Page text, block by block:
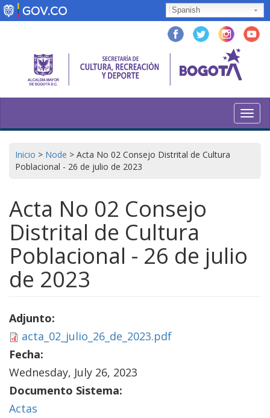
Skip
to
Spanish
Inicio > Node > Acta No 02 Consejo Distrital de Cultura
Poblacional - 26 de julio de 2023
Acta No 02 Consejo
Distrital de Cultura
Poblacional - 26 de julio
de 2023
Adjunto:
acta_02_julio_26_de_2023.pdf
Fecha:
Wednesday, July 26, 2023
Documento Sistema:
Actas